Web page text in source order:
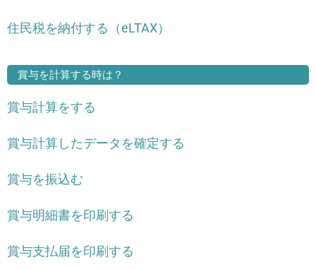
住民税を納付する（eLTAX）
賞与を計算する時は？
賞与計算をする
賞与計算したデータを確定する
賞与を振込む
賞与明細書を印刷する
賞与支払届を印刷する